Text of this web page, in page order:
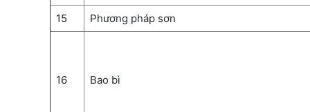
15
Phương pháp sơn
16 Bao bì